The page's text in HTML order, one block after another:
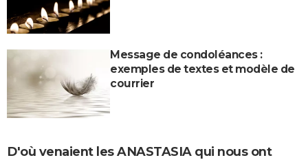
Message de condoléances :
exemples de textes et modèle de
courrier
D'où venaient les ANASTASIA qui nous ont